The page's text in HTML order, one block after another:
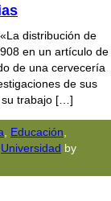
distribución de
en un artículo de
de una cervecería
de sus
su trabajo […]
Educación
Universidad by